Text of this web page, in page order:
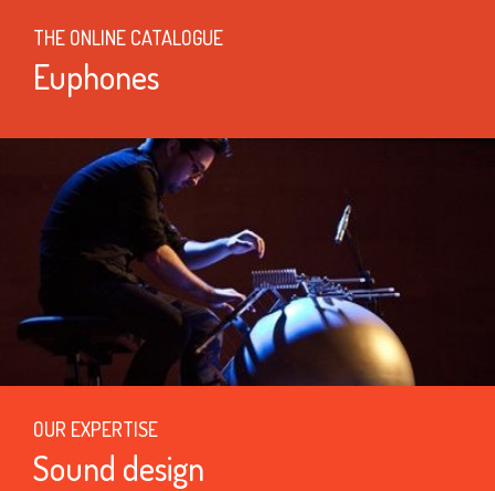
THE ONLINE CATALOGUE
Euphones
OUR EXPERTISE
Sound design